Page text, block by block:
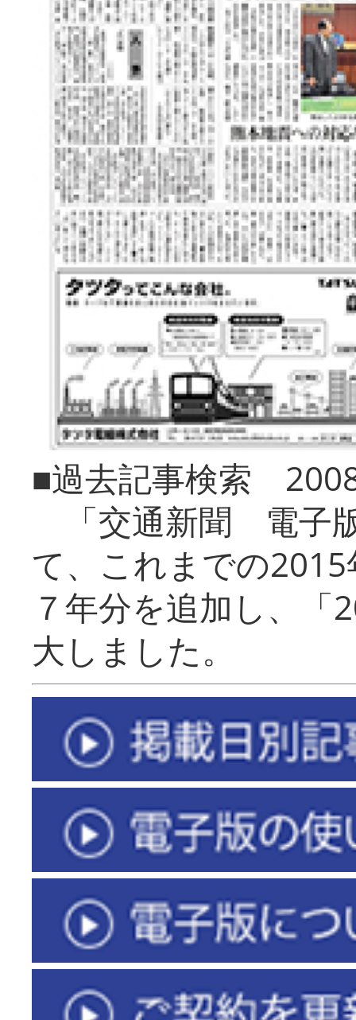
■過去記事検索
「交通新聞 電子
て、これまでの
７年分を追加し、「
大しまし